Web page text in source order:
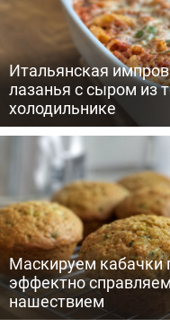
Итальянская
лазанья с сыром из
холодильнике
Маскируем кабачки
эффектно
нашествием